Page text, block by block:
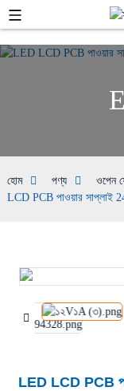
হোম পণ্য ওপেন
LCD PCB পাওয়ার সাপ্লাই
LED LCD PCB